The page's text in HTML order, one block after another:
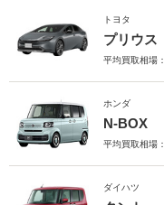
トヨタ
プリウス
平均買取相場：
ホンダ
N-BOX
平均買取相場：
ダイハツ